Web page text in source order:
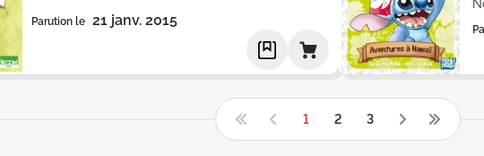
Parution le 21 janv. 2015
1 2 3